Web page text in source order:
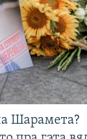
Шарамета?